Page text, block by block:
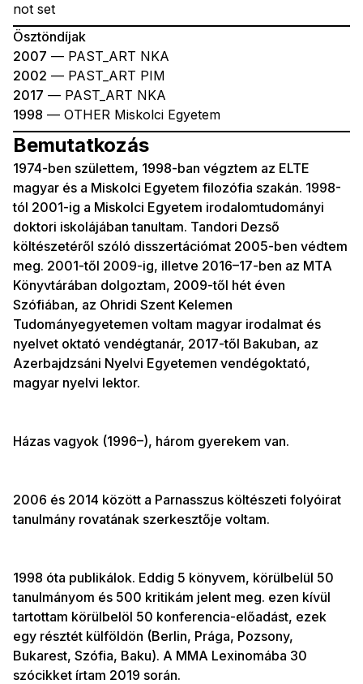
Bemutatkozás
1974-ben születtem, 1998-ban végztem az ELTE
magyar és a Miskolci Egyetem filozófia szakán. 1998-
tól 2001-ig a Miskolci Egyetem irodalomtudományi
doktori iskolájában tanultam. Tandori Dezső
költészetéről szóló disszertációmat 2005-ben védtem
meg. 2001-től 2009-ig, illetve 2016–17-ben az MTA
Könyvtárában dolgoztam, 2009-től hét éven
Szófiában, az Ohridi Szent Kelemen
Tudományegyetemen voltam magyar irodalmat és
nyelvet oktató vendégtanár, 2017-től Bakuban, az
Azerbajdzsáni Nyelvi Egyetemen vendégoktató,
magyar nyelvi lektor.
Házas vagyok (1996–), három gyerekem van.
2006 és 2014 között a Parnasszus költészeti folyóirat
tanulmány rovatának szerkesztője voltam.
1998 óta publikálok. Eddig 5 könyvem, körülbelül 50
tanulmányom és 500 kritikám jelent meg. ezen kívül
tartottam körülbelöl 50 konferencia-előadást, ezek
egy résztét külföldön (Berlin, Prága, Pozsony,
Bukarest, Szófia, Baku). A MMA Lexinomába 30
szócikket írtam 2019 során.
not set
Ösztöndíjak
2007 — PAST_ART NKA
2002 — PAST_ART PIM
2017 — PAST_ART NKA
1998 — OTHER Miskolci Egyetem